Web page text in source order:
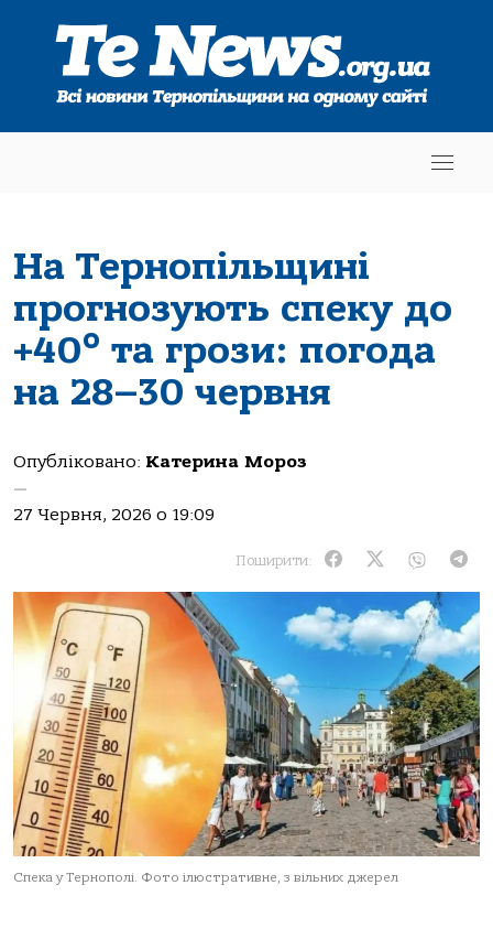
На Тернопільщині
прогнозують спеку до
+40° та грози: погода
на 28–30 червня
Опубліковано: Катерина Мороз
—
27 Червня, 2026 о 19:09
Поширити:
Спека у Тернополі. Фото ілюстративне, з вільних джерел